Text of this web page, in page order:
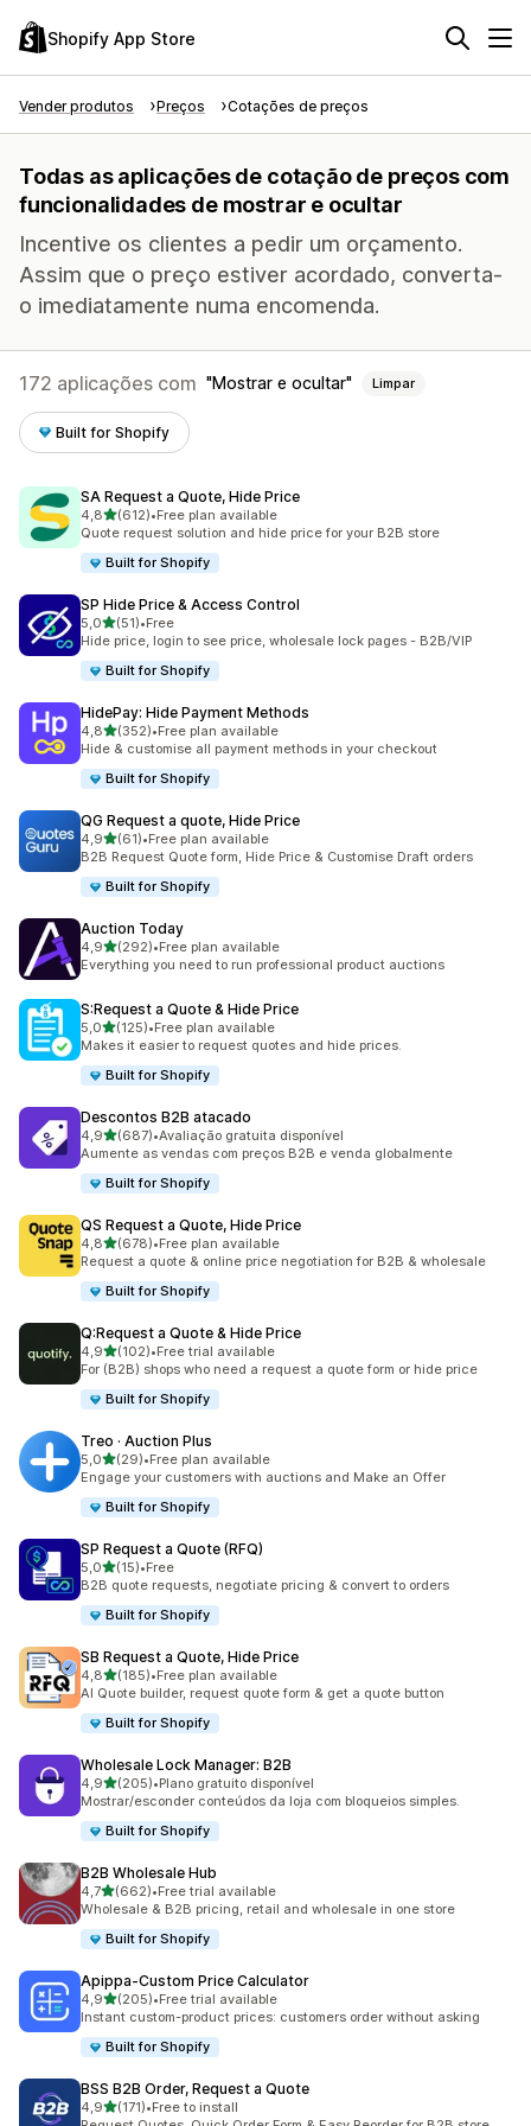
Shopify App Store
Vender produtos Preços Cotações de preços
Todas as aplicações de cotação de preços com
funcionalidades de mostrar e ocultar
Incentive os clientes a pedir um orçamento.
Assim que o preço estiver acordado, converta-
o imediatamente numa encomenda.
172 aplicações com Mostrar e ocultar Limpar
Built for Shopify
SA Request a Quote, Hide Price
4,8de 5 estrelas
(612)
612 total de avaliações
•Free plan available
Quote request solution and hide price for your B2B store
Built for Shopify
SP Hide Price & Access Control
5,0de 5 estrelas
(51)
51 total de avaliações
•Free
Hide price, login to see price, wholesale lock pages - B2B/VIP
Built for Shopify
HidePay: Hide Payment Methods
4,8de 5 estrelas
(352)
352 total de avaliações
•Free plan available
Hide & customise all payment methods in your checkout
Built for Shopify
QG Request a quote, Hide Price
4,9de 5 estrelas
(61)
61 total de avaliações
•Free plan available
B2B Request Quote form, Hide Price & Customise Draft orders
Built for Shopify
Auction Today
4,9de 5 estrelas
(292)
292 total de avaliações
•Free plan available
Everything you need to run professional product auctions
S:Request a Quote & Hide Price
5,0de 5 estrelas
(125)
125 total de avaliações
•Free plan available
Makes it easier to request quotes and hide prices.
Built for Shopify
Descontos B2B atacado
4,9de 5 estrelas
(687)
687 total de avaliações
•Avaliação gratuita disponível
Aumente as vendas com preços B2B e venda globalmente
Built for Shopify
QS Request a Quote, Hide Price
4,8de 5 estrelas
(678)
678 total de avaliações
•Free plan available
Request a quote & online price negotiation for B2B & wholesale
Built for Shopify
Q:Request a Quote & Hide Price
4,9de 5 estrelas
(102)
102 total de avaliações
•Free trial available
For (B2B) shops who need a request a quote form or hide price
Built for Shopify
Treo · Auction Plus
5,0de 5 estrelas
(29)
29 total de avaliações
•Free plan available
Engage your customers with auctions and Make an Offer
Built for Shopify
SP Request a Quote (RFQ)
5,0de 5 estrelas
(15)
15 total de avaliações
•Free
B2B quote requests, negotiate pricing & convert to orders
Built for Shopify
SB Request a Quote, Hide Price
4,8de 5 estrelas
(185)
185 total de avaliações
•Free plan available
AI Quote builder, request quote form & get a quote button
Built for Shopify
Wholesale Lock Manager: B2B
4,9de 5 estrelas
(205)
205 total de avaliações
•Plano gratuito disponível
Mostrar/esconder conteúdos da loja com bloqueios simples.
Built for Shopify
B2B Wholesale Hub
4,7de 5 estrelas
(662)
662 total de avaliações
•Free trial available
Wholesale & B2B pricing, retail and wholesale in one store
Built for Shopify
Apippa‑Custom Price Calculator
4,9de 5 estrelas
(205)
205 total de avaliações
•Free trial available
Instant custom-product prices: customers order without asking
Built for Shopify
BSS B2B Order, Request a Quote
4,9de 5 estrelas
(171)
171 total de avaliações
•Free to install